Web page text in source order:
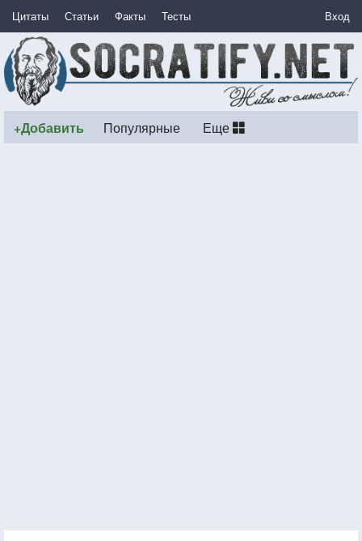
Цитаты Статьи Факты Тесты Вход
+Добавить Популярные Еще